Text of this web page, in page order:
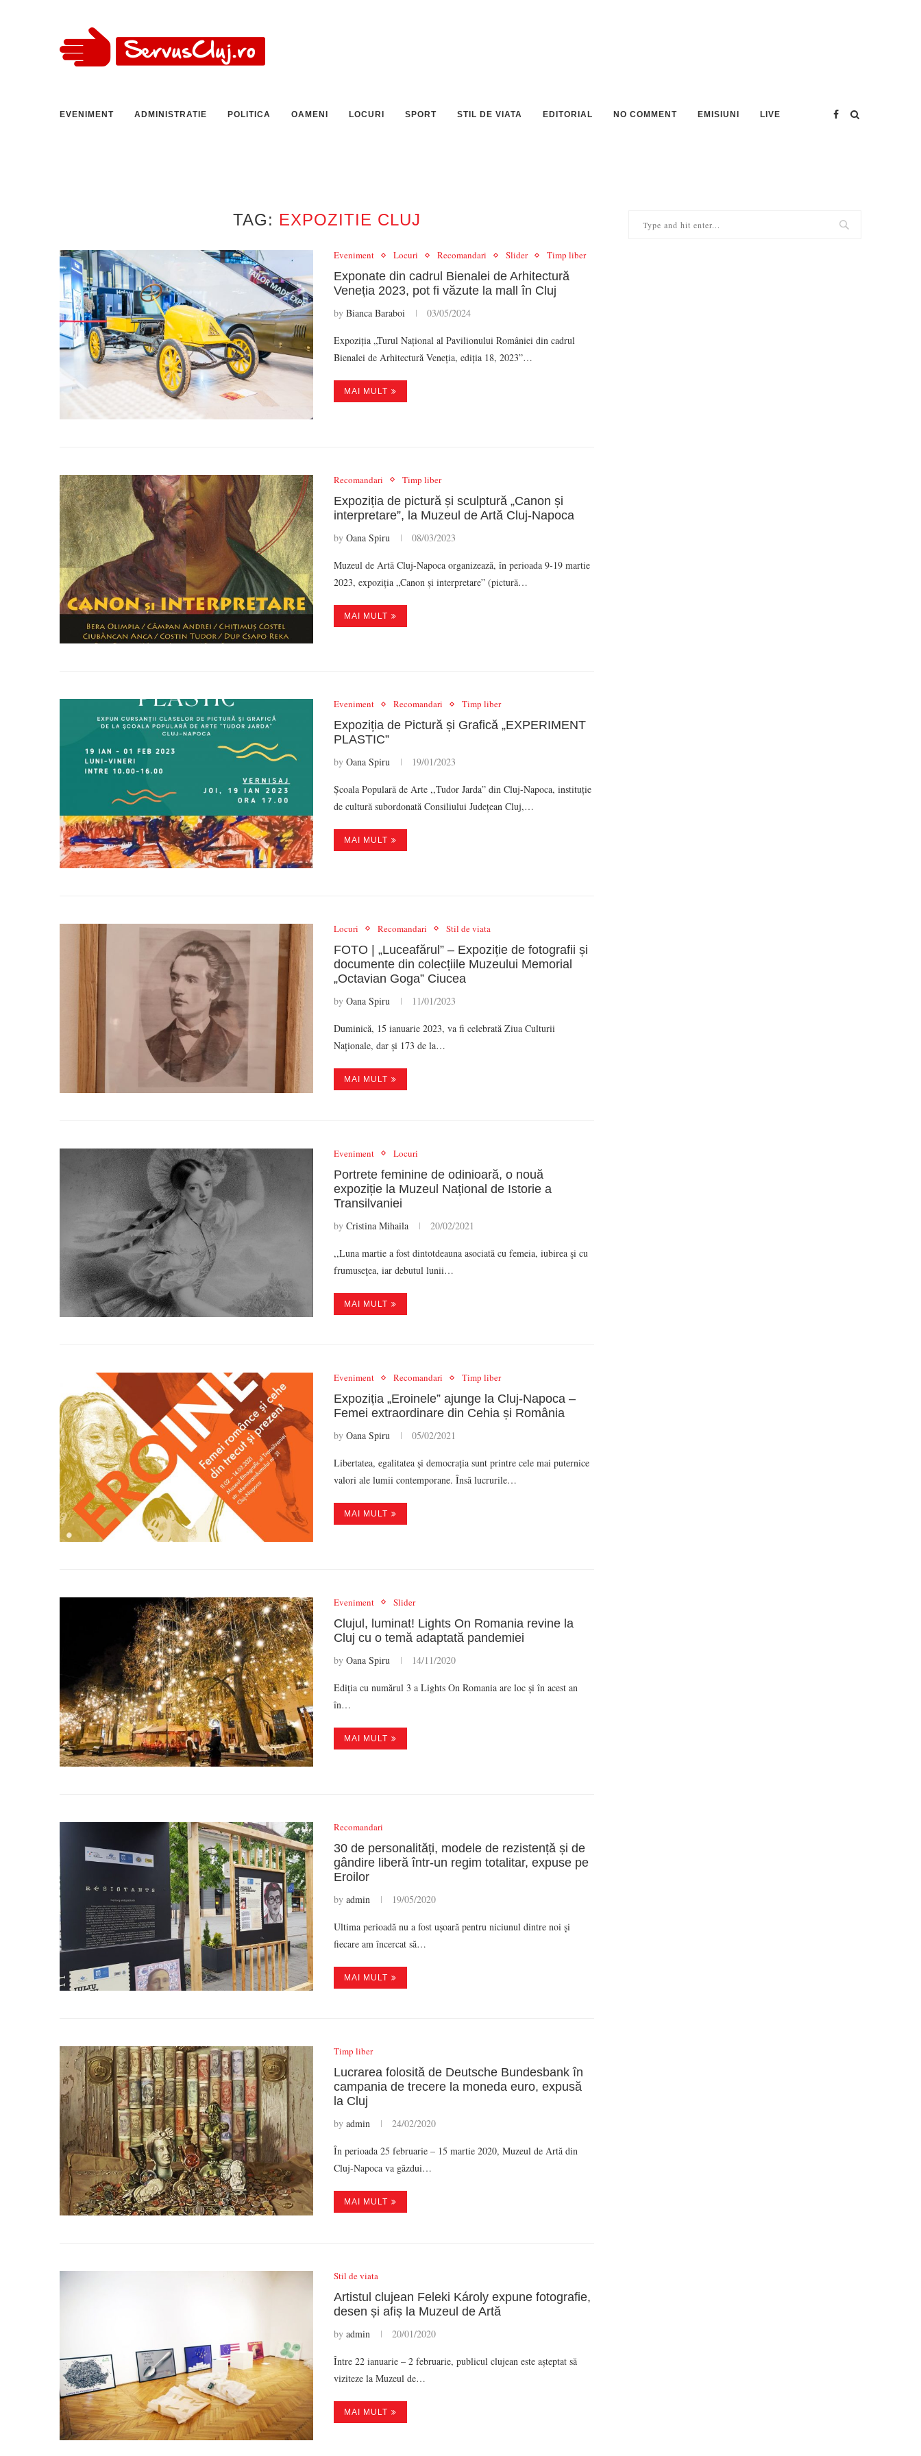
EVENIMENT ADMINISTRATIE POLITICA OAMENI LOCURI SPORT STIL DE VIATA EDITORIAL NO COMMENT EMISIUNI LIVE
TAG: EXPOZITIE CLUJ
Eveniment Locuri Recomandari Slider Timp liber
Exponate din cadrul Bienalei de Arhitectură
Veneția 2023, pot fi văzute la mall în Cluj
by Bianca Baraboi 03/05/2024
Expoziția „Turul Național al Pavilionului României din cadrul
Bienalei de Arhitectură Veneția, ediția 18, 2023”…
MAI MULT
Recomandari Timp liber
Expoziția de pictură și sculptură „Canon și
interpretare”, la Muzeul de Artă Cluj-Napoca
by Oana Spiru 08/03/2023
Muzeul de Artă Cluj-Napoca organizează, în perioada 9-19 martie
2023, expoziția „Canon și interpretare” (pictură…
MAI MULT
Eveniment Recomandari Timp liber
Expoziția de Pictură și Grafică „EXPERIMENT
PLASTIC”
by Oana Spiru 19/01/2023
Școala Populară de Arte ,,Tudor Jarda” din Cluj-Napoca, instituție
de cultură subordonată Consiliului Județean Cluj,…
MAI MULT
Locuri Recomandari Stil de viata
FOTO | „Luceafărul” – Expoziție de fotografii și
documente din colecțiile Muzeului Memorial
„Octavian Goga” Ciucea
by Oana Spiru 11/01/2023
Duminică, 15 ianuarie 2023, va fi celebrată Ziua Culturii
Naționale, dar și 173 de la…
MAI MULT
Eveniment Locuri
Portrete feminine de odinioară, o nouă
expoziție la Muzeul Național de Istorie a
Transilvaniei
by Cristina Mihaila 20/02/2021
,,Luna martie a fost dintotdeauna asociată cu femeia, iubirea şi cu
frumuseţea, iar debutul lunii…
MAI MULT
Eveniment Recomandari Timp liber
Expoziția „Eroinele” ajunge la Cluj-Napoca –
Femei extraordinare din Cehia și România
by Oana Spiru 05/02/2021
Libertatea, egalitatea și democrația sunt printre cele mai puternice
valori ale lumii contemporane. Însă lucrurile…
MAI MULT
Eveniment Slider
Clujul, luminat! Lights On Romania revine la
Cluj cu o temă adaptată pandemiei
by Oana Spiru 14/11/2020
Ediția cu numărul 3 a Lights On Romania are loc și în acest an
în…
MAI MULT
Recomandari
30 de personalități, modele de rezistență și de
gândire liberă într-un regim totalitar, expuse pe
Eroilor
by admin 19/05/2020
Ultima perioadă nu a fost ușoară pentru niciunul dintre noi și
fiecare am încercat să…
MAI MULT
Timp liber
Lucrarea folosită de Deutsche Bundesbank în
campania de trecere la moneda euro, expusă
la Cluj
by admin 24/02/2020
În perioada 25 februarie – 15 martie 2020, Muzeul de Artă din
Cluj-Napoca va găzdui…
MAI MULT
Stil de viata
Artistul clujean Feleki Károly expune fotografie,
desen și afiș la Muzeul de Artă
by admin 20/01/2020
Între 22 ianuarie – 2 februarie, publicul clujean este așteptat să
viziteze la Muzeul de…
MAI MULT